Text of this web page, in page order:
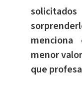
menciona
menor valor
que